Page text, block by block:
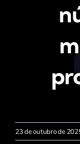
23 de outubro de